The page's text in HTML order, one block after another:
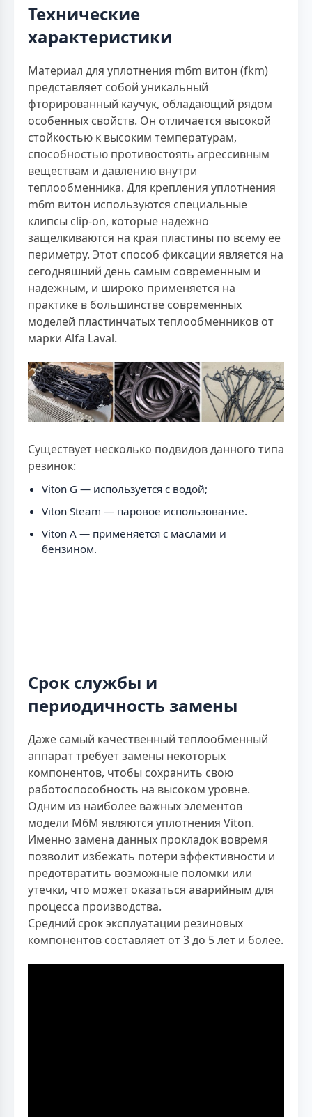
Технические
характеристики
Материал для уплотнения m6m витон (fkm)
представляет собой уникальный
фторированный каучук, обладающий рядом
особенных свойств. Он отличается высокой
стойкостью к высоким температурам,
способностью противостоять агрессивным
веществам и давлению внутри
теплообменника. Для крепления уплотнения
m6m витон используются специальные
клипсы clip-on, которые надежно
защелкиваются на края пластины по всему ее
периметру. Этот способ фиксации является на
сегодняшний день самым современным и
надежным, и широко применяется на
практике в большинстве современных
моделей пластинчатых теплообменников от
марки Alfa Laval.
Существует несколько подвидов данного типа
резинок:
Viton G — используется с водой;
Viton Steam — паровое использование.
Viton A — применяется с маслами и
бензином.
Срок службы и
периодичность замены
Даже самый качественный теплообменный
аппарат требует замены некоторых
компонентов, чтобы сохранить свою
работоспособность на высоком уровне.
Одним из наиболее важных элементов
модели М6М являются уплотнения Viton.
Именно замена данных прокладок вовремя
позволит избежать потери эффективности и
предотвратить возможные поломки или
утечки, что может оказаться аварийным для
процесса производства.
Средний срок эксплуатации резиновых
компонентов составляет от 3 до 5 лет и более.